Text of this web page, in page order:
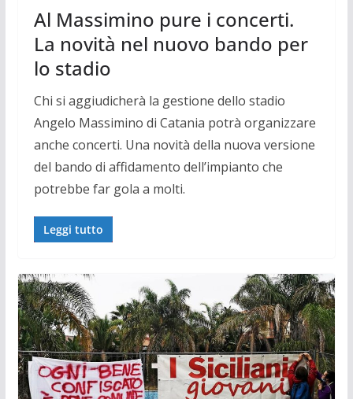
Al Massimino pure i concerti.
La novità nel nuovo bando per
lo stadio
Chi si aggiudicherà la gestione dello stadio
Angelo Massimino di Catania potrà organizzare
anche concerti. Una novità della nuova versione
del bando di affidamento dell’impianto che
potrebbe far gola a molti.
Leggi tutto